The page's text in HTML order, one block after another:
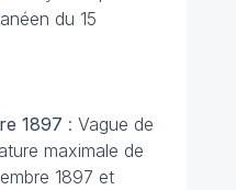
du 15
1897 : Vague de
maximale de
1897 et